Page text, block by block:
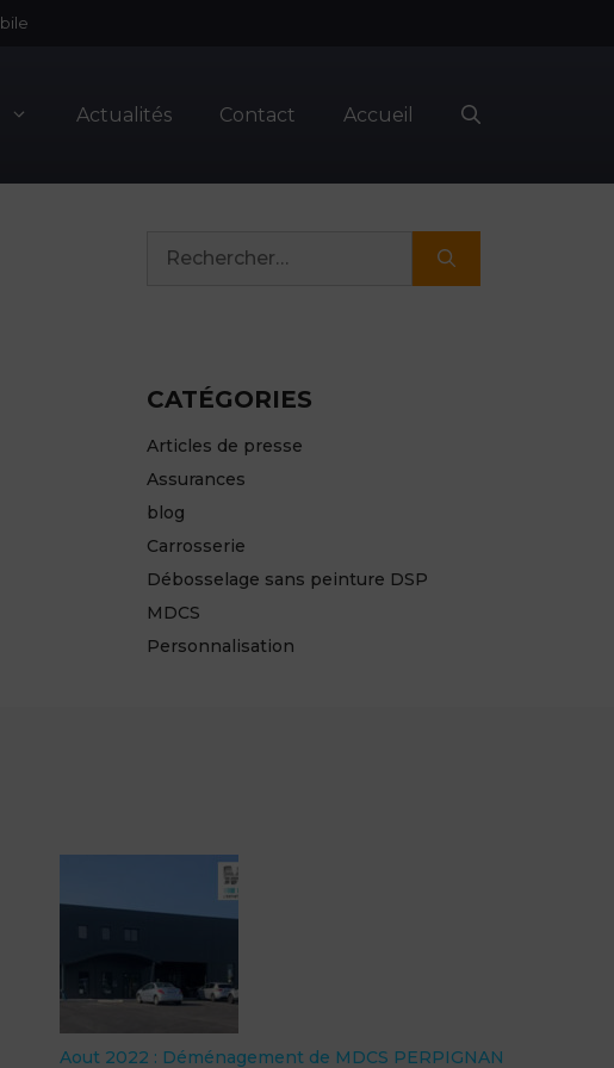
Actualités Contact Accueil
CATÉGORIES
Articles de presse
Assurances
blog
Carrosserie
Débosselage sans peinture DSP
MDCS
Personnalisation
Aout 2022 : Déménagement de MDCS PERPIGNAN